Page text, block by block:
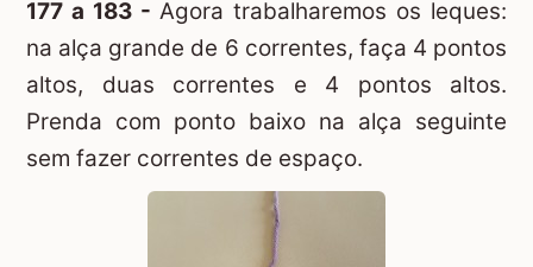
177 a 183 - Agora trabalharemos os leques:
na alça grande de 6 correntes, faça 4 pontos
altos, duas correntes e 4 pontos altos.
Prenda com ponto baixo na alça seguinte
sem fazer correntes de espaço.